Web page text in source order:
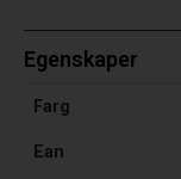
Egenskaper
Farg
Ean